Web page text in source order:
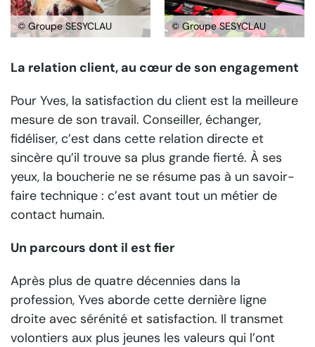
© Groupe SESYCLAU © Groupe SESYCLAU
La relation client, au cœur de son engagement
Pour Yves, la satisfaction du client est la meilleure
mesure de son travail. Conseiller, échanger,
fidéliser, c’est dans cette relation directe et
sincère qu’il trouve sa plus grande fierté. À ses
yeux, la boucherie ne se résume pas à un savoir-
faire technique : c’est avant tout un métier de
contact humain.
Un parcours dont il est fier
Après plus de quatre décennies dans la
profession, Yves aborde cette dernière ligne
droite avec sérénité et satisfaction. Il transmet
volontiers aux plus jeunes les valeurs qui l’ont